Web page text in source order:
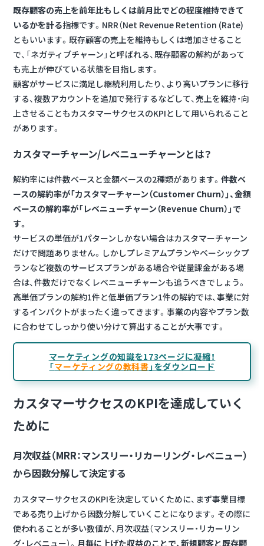
既存顧客の売上を前年比もしくは前月比でどの程度維持できて
いるかを計る指標です。NRR（Net Revenue Retention (Rate)
ともいいます。既存顧客の売上を維持もしくは増加させること
で、「ネガティブチャーン」と呼ばれる、既存顧客の解約があって
も売上が伸びている状態を目指します。
顧客がサービスに満足し継続利用したり、より高いプランに移行
する、複数アカウントを追加で発行するなどして、売上を維持・向
上させることもカスタマーサクセスのKPIとして用いられること
があります。
カスタマーチャーン/レベニューチャーンとは？
解約率には件数ベースと金額ベースの2種類があります。 件数ベ
ースの解約率が「カスタマーチャーン（Customer Churn）」、金額
ベースの解約率が「レベニューチャーン（Revenue Churn）」で
す。
サービスの単価が1パターンしかない場合はカスタマーチャーン
だけで問題ありません。しかしプレミアムプランやベーシックプ
ランなど複数のサービスプランがある場合や従量課金がある場
合は、件数だけでなくレベニューチャーンも追うべきでしょう。
高単価プランの解約1件と低単価プラン1件の解約では、事業に対
するインパクトがまったく違ってきます。事業の内容やプラン数
に合わせてしっかり使い分けて算出することが大事です。
マーケティングの知識を173ページに凝縮！
「マーケティングの教科書 」をダウンロード
カスタマーサクセスのKPIを達成していく
ために
月次収益（MRR：マンスリー・リカーリング・レベニュー）
から因数分解して決定する
カスタマーサクセスのKPIを決定していくために、まず事業目標
である売り上げから因数分解していくことになります。その際に
使われることが多い数値が、月次収益（マンスリー・リカーリン
グ・レベニュー）。 月毎に上げた収益のことで、新規顧客と既存顧